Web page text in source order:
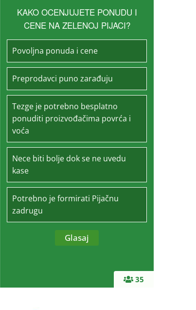
35
KAKO OCENJUJETE PONUDU I
CENE NA ZELENOJ PIJACI?
Povoljna ponuda i cene
Preprodavci puno zarađuju
Tezge je potrebno besplatno
ponuditi proizvođačima povrća i
voća
Nece biti bolje dok se ne uvedu
kase
Potrebno je formirati Pijačnu
zadrugu